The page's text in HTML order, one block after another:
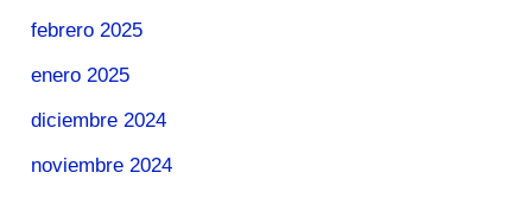
febrero 2025
enero 2025
diciembre 2024
noviembre 2024